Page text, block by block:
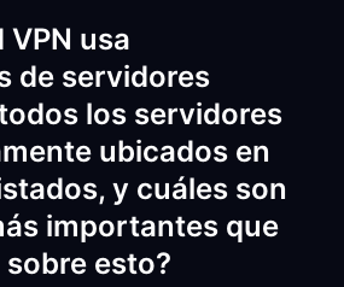
VPN usa
de servidores
los servidores
ubicados en
y cuáles son
importantes que
esto?